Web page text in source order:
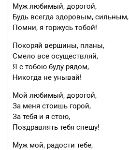
Муж любимый, дорогой,
Будь всегда здоровым, сильным,
Помни, я горжусь тобой!
Покоряй вершины, планы,
Смело все осуществляй,
Я с тобою буду рядом,
Никогда не унывай!
Мой любимый, дорогой,
За меня стоишь горой,
За тебя и я стою,
Поздравлять тебя спешу!
Муж мой, радости тебе,